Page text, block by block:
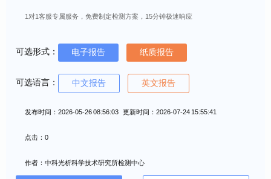
1对1客服专属服务，免费制定检测方案，15分钟极速响应
可选形式： 电子报告 纸质报告
可选语言： 中文报告 英文报告
发布时间：2026-05-26 08:56:03 更新时间：2026-07-24 15:55:41
点击：0
作者：中科光析科学技术研究所检测中心